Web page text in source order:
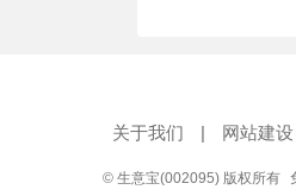
关于我们 | 网站建设
© 生意宝(002095) 版权所有